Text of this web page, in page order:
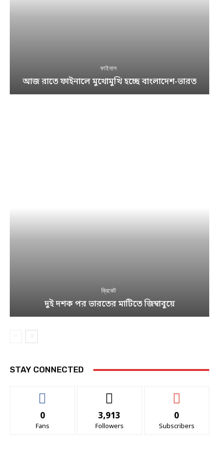
ফাইনাল
আজ রাতে ফাইনালে মুখোমুখি হচ্ছে বাংলাদেশ-ভারত
ক্রিকেট
দুই দশক পর ভারতের মাটিতে জিম্বাবুয়ে
STAY CONNECTED
0
Fans
3,913
Followers
0
Subscribers